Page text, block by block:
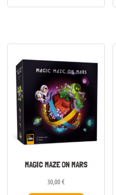
MAGIC MAZE ON MARS
30,00€